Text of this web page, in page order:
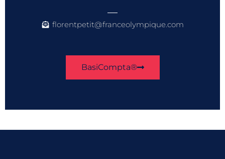
florentpetit@franceolympique.com
BasiCompta®